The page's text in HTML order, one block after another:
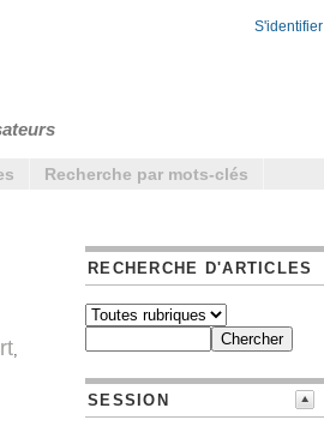
S'identifier
Recherche par mots-clés
RECHERCHE D'ARTICLES
SESSION